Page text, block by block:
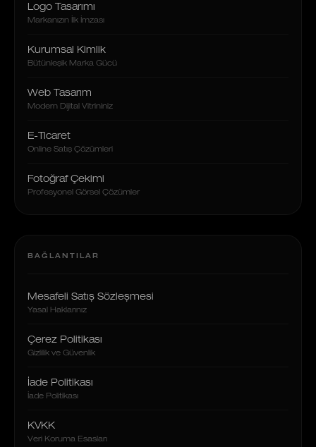
Logo Tasarımı
Markanızın İlk İmzası
Kurumsal Kimlik
Bütünleşik Marka Gücü
Web Tasarım
Modern Dijital Vitrininiz
E-Ticaret
Online Satış Çözümleri
Fotoğraf Çekimi
Profesyonel Görsel Çözümler
BAĞLANTILAR
Mesafeli Satış Sözleşmesi
Yasal Haklarınız
Çerez Politikası
Gizlilik ve Güvenlik
İade Politikası
İade Politikası
KVKK
Veri Koruma Esasları